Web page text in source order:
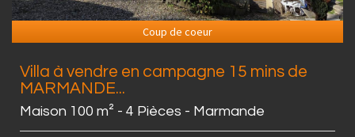
Coup de coeur
Villa à vendre en campagne 15 mins de
MARMANDE...
Maison 100 m² - 4 Pièces - Marmande